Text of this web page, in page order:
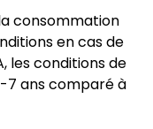
consommation
en cas de
les conditions de
7 ans comparé à